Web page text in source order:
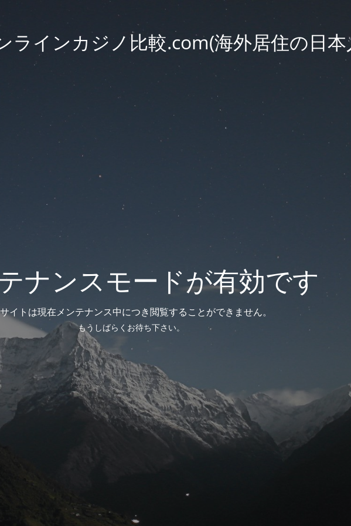
ラインカジノ比較.com(海外居住の日本
ナンスモードが有効です
イトは現在メンテナンス中につき閲覧することができません。
もうしばらくお待ち下さい。